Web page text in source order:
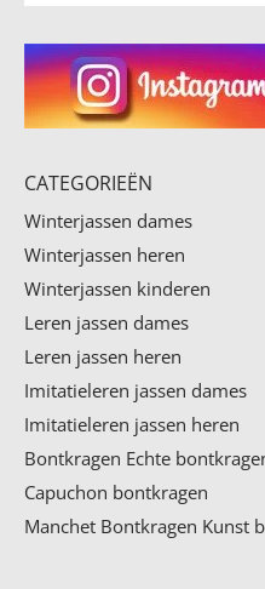
CATEGORIEËN
Winterjassen dames
Winterjassen heren
Winterjassen kinderen
Leren jassen dames
Leren jassen heren
Imitatieleren jassen dames
Imitatieleren jassen heren
Bontkragen Echte
Capuchon bontkragen
Manchet Bontkragen Kunst